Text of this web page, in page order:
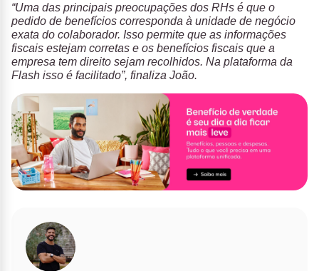
“Uma das principais preocupações dos RHs é que o
pedido de benefícios corresponda à unidade de negócio
exata do colaborador. Isso permite que as informações
fiscais estejam corretas e os benefícios fiscais que a
empresa tem direito sejam recolhidos. Na plataforma da
Flash isso é facilitado”, finaliza João.